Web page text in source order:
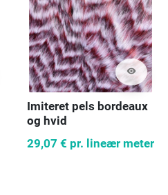
visibility
Imiteret pels bordeaux
og hvid
29,07 € pr. lineær meter